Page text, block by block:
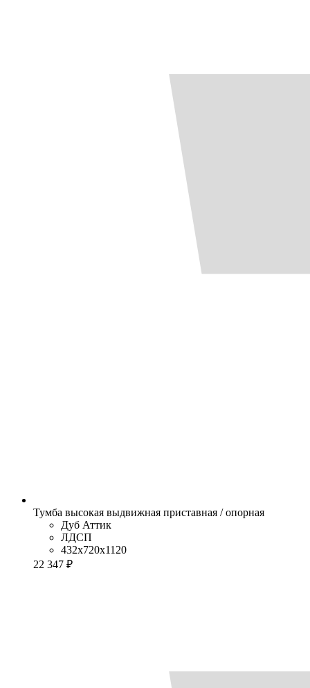
Тумба высокая выдвижная приставная / опорная
Дуб Аттик
ЛДСП
432x720x1120
22 347 ₽